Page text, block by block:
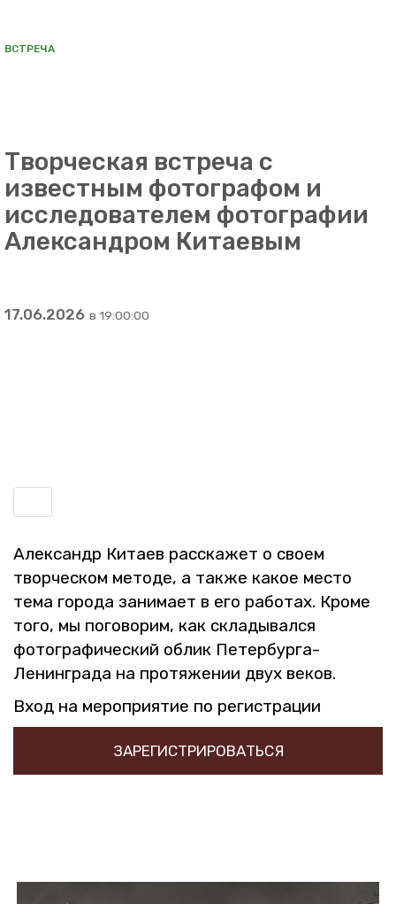
ВСТРЕЧА
Творческая встреча с
известным фотографом и
исследователем фотографии
Александром Китаевым
17.06.2026 в 19:00:00
Алек­сандр Ки­та­ев рас­ска­жет о своем
твор­че­ском ме­то­де, а также какое место
тема го­ро­да за­ни­ма­ет в его ра­бо­тах. Кроме
того, мы по­го­во­рим, как скла­ды­вал­ся
фо­то­гра­фи­че­ский облик Пе­тер­бур­га-
Ле­нин­гра­да на про­тя­же­нии двух веков.
Вход на ме­ро­при­я­тие по ре­ги­стра­ции
ЗАРЕГИСТРИРОВАТЬСЯ